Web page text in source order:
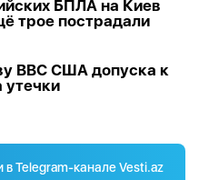
БПЛА на Киев
трое пострадали
ВВС США допуска к
Telegram-канале Vesti.az